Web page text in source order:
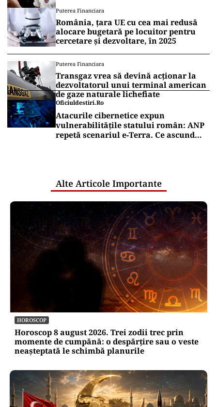
Puterea Financiara
România, țara UE cu cea mai redusă
alocare bugetară pe locuitor pentru
cercetare și dezvoltare, în 2025
Puterea Financiara
Transgaz vrea să devină acționar la
dezvoltatorul unui terminal american
de gaze naturale lichefiate
Oficiuldestiri.ro
Atacurile cibernetice expun
vulnerabilitățile statului român: ANP
repetă scenariul e‑Terra. Ce ascund
Alte Articole Importante
HOROSCOP
Horoscop 8 august 2026. Trei zodii trec prin
momente de cumpănă: o despărțire sau o veste
neașteptată le schimbă planurile